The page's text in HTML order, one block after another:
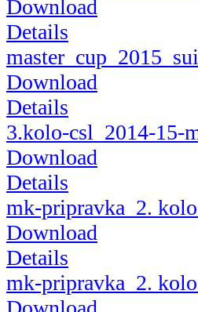
Download
Details
Download
Details
3.kolo-csl_2014-15-
Download
Details
mk-pripravka_2.
Download
Details
mk-pripravka_2.